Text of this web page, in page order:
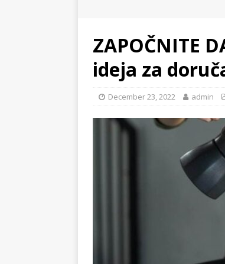
ZAPOČNITE
ideja za
December 23, 2022 admin